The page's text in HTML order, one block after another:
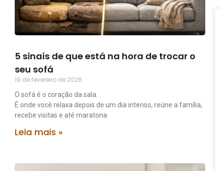
5 sinais de que está na hora de trocar o
seu sofá
19 de fevereiro de 2026
O sofá é o coração da sala.
É onde você relaxa depois de um dia intenso, reúne a família,
recebe visitas e até maratona
Leia mais »